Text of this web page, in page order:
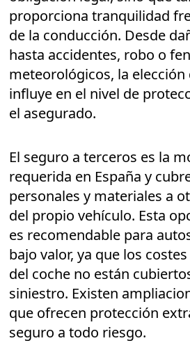
proporciona tranquilidad
de la conducción. Desde
hasta accidentes, robo o
meteorológicos, la elección
influye en el nivel de
el asegurado.
El seguro a terceros es la
requerida en España y
personales y materiales a
del propio vehículo. Esta
es recomendable para
bajo valor, ya que los
del coche no están
siniestro. Existen
que ofrecen protección
seguro a todo riesgo.